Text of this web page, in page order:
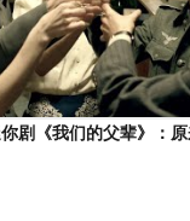
剧《我们的父辈》：